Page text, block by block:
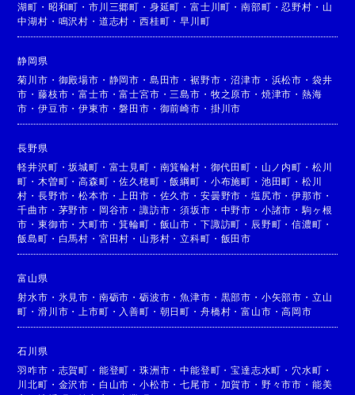
湖町 ・ 昭和町 ・市川三郷町 ・ 身延町 ・富士川町 ・南部町 ・忍野村 ・ 山
中湖村 ・ 鳴沢村 ・ 道志村 ・西桂町 ・早川町
静岡県
菊川市 ・ 御殿場市 ・ 静岡市 ・ 島田市 ・裾野市 ・沼津市 ・ 浜松市 ・ 袋井
市 ・藤枝市 ・富士市 ・富士宮市 ・ 三島市 ・ 牧之原市 ・ 焼津市 ・ 熱海
市 ・伊豆市 ・伊東市 ・磐田市 ・ 御前崎市 ・ 掛川市
長野県
軽井沢町 ・坂城町 ・ 富士見町 ・ 南箕輪村 ・ 御代田町 ・ 山ノ内町 ・ 松川
町 ・ 木曽町 ・高森町 ・佐久穂町 ・飯綱町 ・ 小布施町 ・ 池田町 ・ 松川
村 ・長野市 ・松本市 ・ 上田市 ・ 佐久市 ・ 安曇野市 ・ 塩尻市 ・伊那市 ・
千曲市 ・ 茅野市 ・ 岡谷市 ・諏訪市 ・須坂市 ・ 中野市 ・ 小諸市 ・ 駒ヶ根
市 ・東御市 ・大町市 ・箕輪町 ・ 飯山市 ・ 下諏訪町 ・ 辰野町 ・信濃町 ・
飯島町 ・ 白馬村 ・ 宮田村 ・ 山形村 ・立科町 ・ 飯田市
富山県
射水市 ・ 氷見市 ・ 南砺市 ・砺波市 ・魚津市 ・ 黒部市 ・ 小矢部市 ・ 立山
町 ・滑川市 ・ 上市町 ・ 入善町 ・ 朝日町 ・ 舟橋村 ・富山市 ・高岡市
石川県
羽咋市 ・ 志賀町 ・ 能登町 ・珠洲市 ・中能登町 ・宝達志水町 ・ 穴水町 ・
川北町 ・ 金沢市 ・ 白山市 ・小松市 ・七尾市 ・ 加賀市 ・ 野々市市 ・ 能美